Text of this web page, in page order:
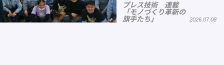
プレス技術 連載
「モノづくり革新の
旗手たち」
2026.07.08